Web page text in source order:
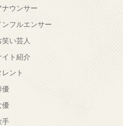
ナウンサー
ンフルエンサー
笑い芸人
イト紹介
レント
優
優
手